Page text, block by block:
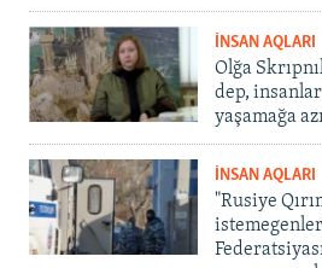
İNSAN AQLARI
Olğa
dep, insanlar
yaşamağa
İNSAN AQLARI
"Rusiye